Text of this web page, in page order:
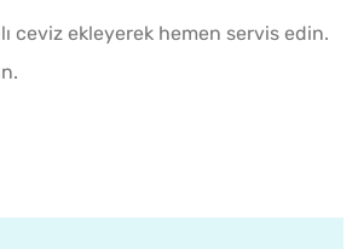
ceviz ekleyerek hemen servis edin.